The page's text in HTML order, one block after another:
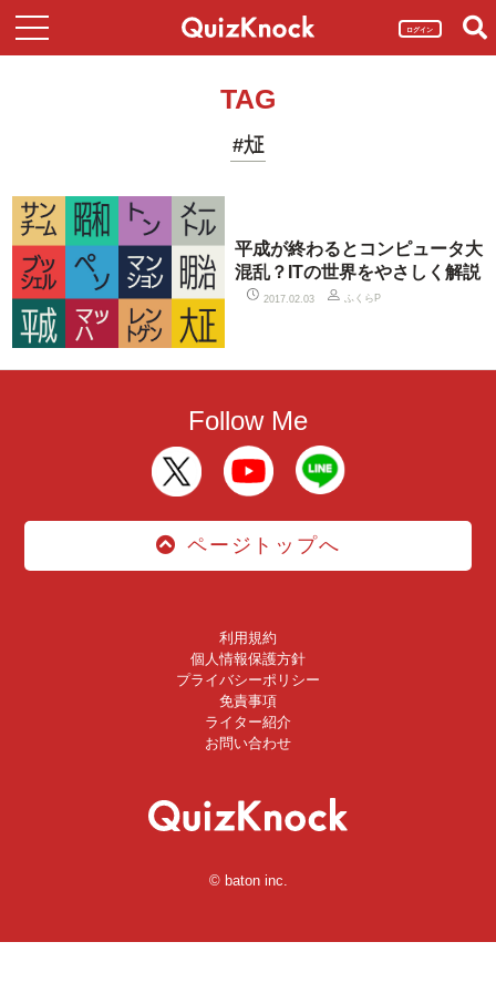
ログイン
TAG
#㍽
平成が終わるとコンピュータ大
混乱？ITの世界をやさしく解説
2017.02.03 ふくらP
Follow Me
ページトップへ
利用規約
個人情報保護方針
プライバシーポリシー
免責事項
ライター紹介
お問い合わせ
© baton inc.